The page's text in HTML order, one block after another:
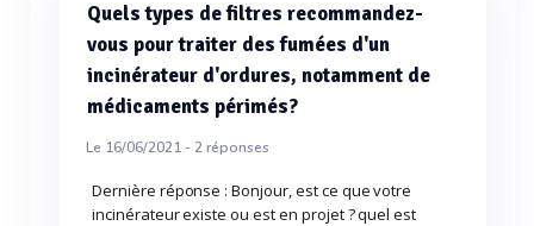
Quels types de filtres recommandez-
vous pour traiter des fumées d'un
incinérateur d'ordures, notamment de
médicaments périmés?
Le 16/06/2021 -2réponses
Dernière réponse : Bonjour, est ce que votre
incinérateur existe ou est en projet ? quel est